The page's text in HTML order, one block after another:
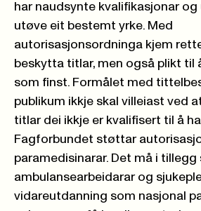
har naudsynte kvalifikasjonar
utøve eit bestemt yrke. Med
autorisasjonsordninga kjem
beskytta titlar, men også plikt til
som finst. Formålet med
publikum ikkje skal villeiast ved
titlar dei ikkje er kvalifisert til å
Fagforbundet støttar
paramedisinarar. Det må i tillegg
ambulansearbeidarar og
vidareutdanning som nasjonal